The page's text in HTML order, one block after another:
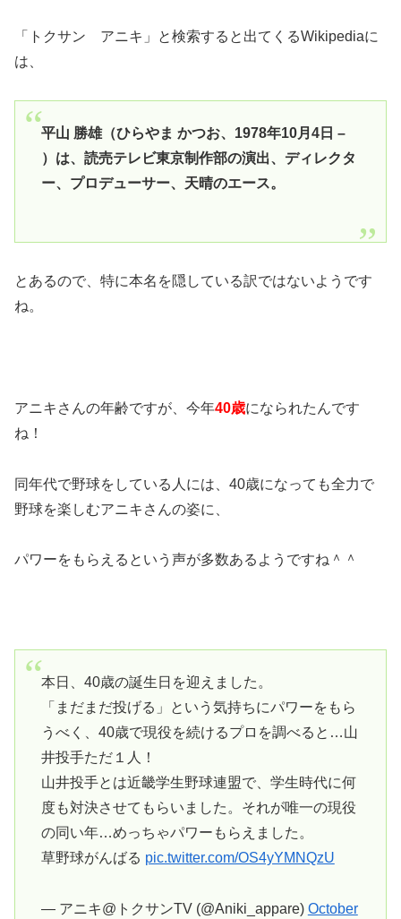
「トクサン アニキ」と検索すると出てくるWikipediaに
は、
平山 勝雄（ひらやま かつお、1978年10月4日 –
）は、読売テレビ東京制作部の演出、ディレクタ
ー、プロデューサー、天晴のエース。
とあるので、特に本名を隠している訳ではないようです
ね。
アニキさんの年齢ですが、今年40歳になられたんです
ね！
同年代で野球をしている人には、40歳になっても全力で
野球を楽しむアニキさんの姿に、
パワーをもらえるという声が多数あるようですね＾＾
本日、40歳の誕生日を迎えました。
「まだまだ投げる」という気持ちにパワーをもら
うべく、40歳で現役を続けるプロを調べると…山
井投手ただ１人！
山井投手とは近畿学生野球連盟で、学生時代に何
度も対決させてもらいました。それが唯一の現役
の同い年…めっちゃパワーもらえました。
草野球がんばる pic.twitter.com/OS4yYMNQzU
— アニキ@トクサンTV (@Aniki_appare) October